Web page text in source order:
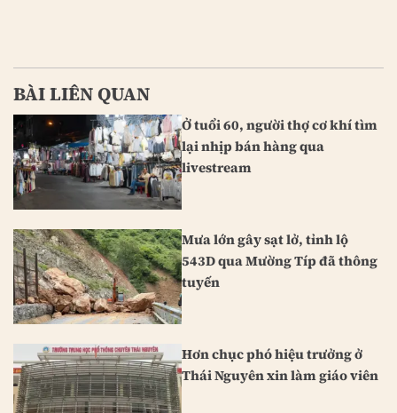
BÀI LIÊN QUAN
Ở tuổi 60, người thợ cơ khí tìm
lại nhịp bán hàng qua
livestream
Mưa lớn gây sạt lở, tỉnh lộ
543D qua Mường Típ đã thông
tuyến
Hơn chục phó hiệu trưởng ở
Thái Nguyên xin làm giáo viên